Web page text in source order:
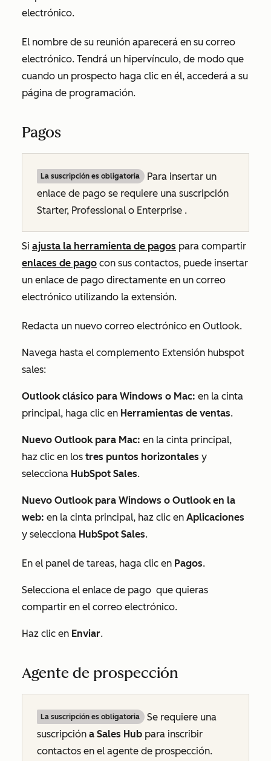
electrónico.
El nombre de su reunión aparecerá en su correo
electrónico. Tendrá un hipervínculo, de modo que
cuando un prospecto haga clic en él, accederá a su
página de programación.
Pagos
La suscripción es obligatoria
Para insertar un
enlace de pago se requiere una suscripción
Starter, Professional o Enterprise .
Si ajusta la herramienta de pagos para compartir
enlaces de pago con sus contactos, puede insertar
un enlace de pago directamente en un correo
electrónico utilizando la extensión.
Redacta un nuevo correo electrónico en Outlook.
Navega hasta el complemento Extensión hubspot
sales:
Outlook clásico para Windows o Mac: en la cinta
principal, haga clic en Herramientas de ventas.
Nuevo Outlook para Mac: en la cinta principal,
haz clic en los tres puntos horizontales y
selecciona HubSpot Sales.
Nuevo Outlook para Windows o Outlook en la
web: en la cinta principal, haz clic en Aplicaciones
y selecciona HubSpot Sales.
En el panel de tareas, haga clic en Pagos.
Selecciona el enlace de pago que quieras
compartir en el correo electrónico.
Haz clic en Enviar.
Agente de prospección
La suscripción es obligatoria
Se requiere una
suscripción a Sales Hub para inscribir
contactos en el agente de prospección.